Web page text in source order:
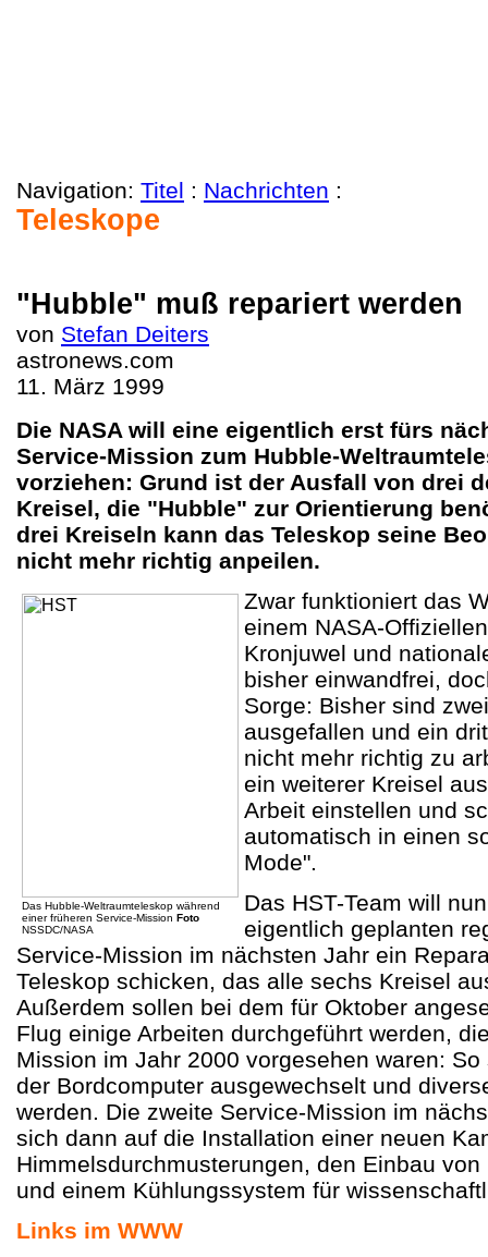
Navigation: Titel : Nachrichten :
Teleskope
"Hubble" muß repariert werden
von Stefan Deiters
astronews.com
11. März 1999
Die NASA will eine eigentlich erst fürs
Service-Mission zum Hubble-
vorziehen: Grund ist der Ausfall von drei
Kreisel, die "Hubble" zur Orientierung
drei Kreiseln kann das Teleskop seine
nicht mehr richtig anpeilen.
Das Hubble-Weltraumteleskop während
einer früheren Service-Mission Foto
NSSDC/NASA
Zwar funktioniert das
einem NASA-
Kronjuwel und
bisher einwandfrei,
Sorge: Bisher sind
ausgefallen und ein
nicht mehr richtig zu
ein weiterer Kreisel
Arbeit einstellen und
automatisch in einen
Mode".
Das HST-Team will
eigentlich geplanten
Service-Mission im nächsten Jahr ein
Teleskop schicken, das alle sechs Kreisel
Außerdem sollen bei dem für Oktober
Flug einige Arbeiten durchgeführt werden,
Mission im Jahr 2000 vorgesehen waren:
der Bordcomputer ausgewechselt und
werden. Die zweite Service-Mission im
sich dann auf die Installation einer neuen
Himmelsdurchmusterungen, den Einbau
und einem Kühlungssystem für
Links im WWW